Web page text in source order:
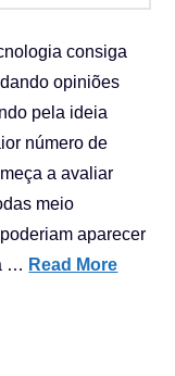
consiga
opiniões
pela ideia
número de
a avaliar
meio
aparecer
… Read More